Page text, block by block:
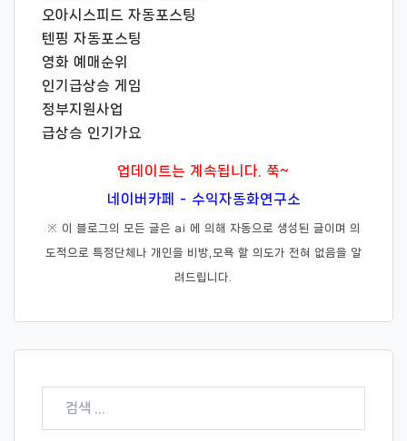
오아시스피드 자동포스팅
텐핑 자동포스팅
영화 예매순위
인기급상승 게임
정부지원사업
급상승 인기가요
업데이트는 계속됩니다. 쭉~
네이버카페 - 수익자동화연구소
※ 이 블로그의 모든 글은 ai 에 의해 자동으로 생성된 글이며 의
도적으로 특정단체나 개인을 비방,모욕 할 의도가 전혀 없음을 알
려드립니다.
검